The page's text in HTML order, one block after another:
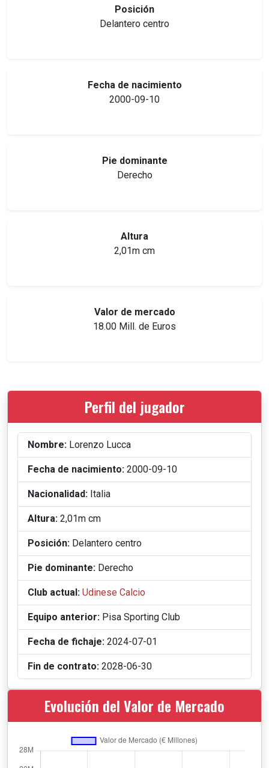
Posición
Delantero centro
Fecha de nacimiento
2000-09-10
Pie dominante
Derecho
Altura
2,01m cm
Valor de mercado
18.00 Mill. de Euros
Perfil del jugador
Nombre: Lorenzo Lucca
Fecha de nacimiento: 2000-09-10
Nacionalidad: Italia
Altura: 2,01m cm
Posición: Delantero centro
Pie dominante: Derecho
Club actual: Udinese Calcio
Equipo anterior: Pisa Sporting Club
Fecha de fichaje: 2024-07-01
Fin de contrato: 2028-06-30
Evolución del Valor de Mercado